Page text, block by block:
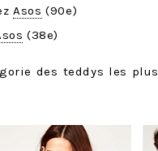
Asos (90e)
(38e)
des teddys les plus